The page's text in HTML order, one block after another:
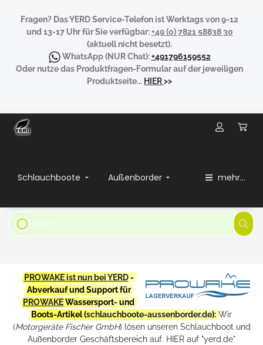
Fragen? Das YERD Service-Telefon ist Werktags von 9-12
und 13-17 Uhr für Sie verfügbar:+49 (0) 7821 58838 30
(aktuell nicht besetzt).
WhatsApp(NUR Chat):+491796159552
Oder nutze das Produktfragen-Formular auf der jeweiligen
Produktseite... HIER>>
Schlauchboote Außenborder mehr...
PROWAKE ist nun bei YERD-
Abverkauf und Support für
PROWAKEWassersport- und
Boots-Artikel (schlauchboote-aussenborder.de): Wir
(Motorgeräte Fischer GmbH) lösen unseren Schlauchboot und
Außenborder Geschäftsbereich auf. HIER auf "yerd.de"